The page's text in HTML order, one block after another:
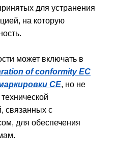
для устранения
на которую
может включать в
of conformity ЕС
СЕ, но не
связанных с
для обеспечения